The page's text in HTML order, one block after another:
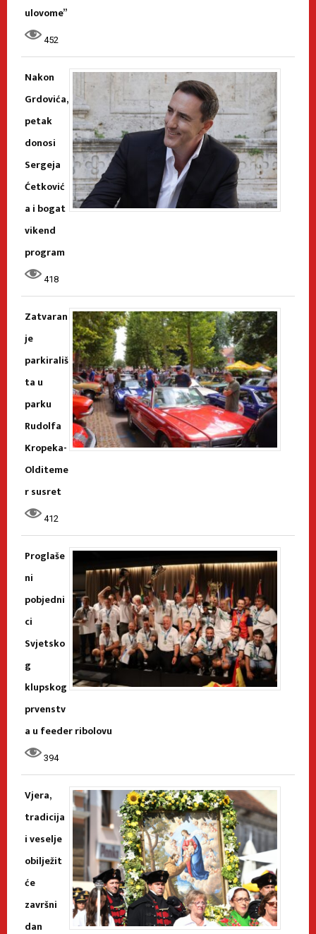
ulovome”
452
Nakon
Grdovića,
petak
donosi
Sergeja
Ćetković
a i bogat
vikend
program
418
Zatvaran
je
parkirališ
ta u
parku
Rudolfa
Kropeka-
Olditeme
r susret
412
Proglaše
ni
pobjedni
ci
Svjetsko
g
klupskog
prvenstv
a u feeder ribolovu
394
Vjera,
tradicija
i veselje
obilježit
će
završni
dan